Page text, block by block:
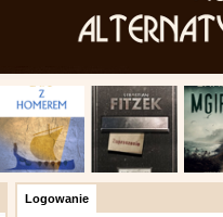
Logowanie